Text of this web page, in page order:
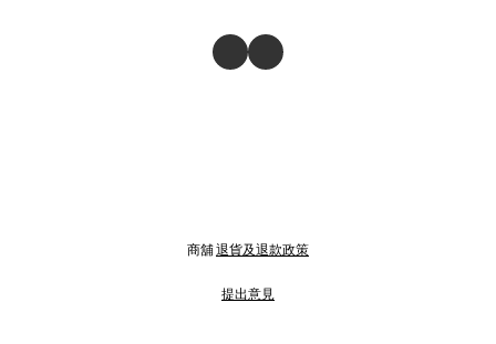
商舖退貨及退款政策
提出意見